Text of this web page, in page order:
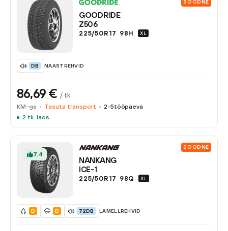
SOODNE
GOODRIDE
Z506
225/50R17 98H XL
DB NAASTREHVID
86,69 € / tk
KM-ga Tasuta transport 2-5tööpäeva
2 tk. laos
7.4
SOODNE
NANKANG
ICE-1
225/50R17 98Q XL
D D 72DB LAMELLREHVID